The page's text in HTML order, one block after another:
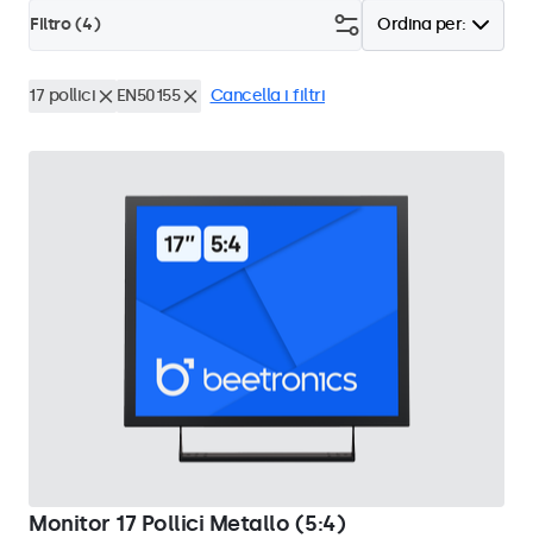
Ordina per:
Filtro (4)
17 pollici EN50155 Cancella i filtri
Monitor 17 Pollici Metallo (5:4)